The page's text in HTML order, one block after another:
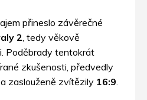
přineslo závěrečné
2 , tedy věkově
Poděbrady tentokrát
zkušenosti, předvedly
zaslouženě zvítězily 16:9